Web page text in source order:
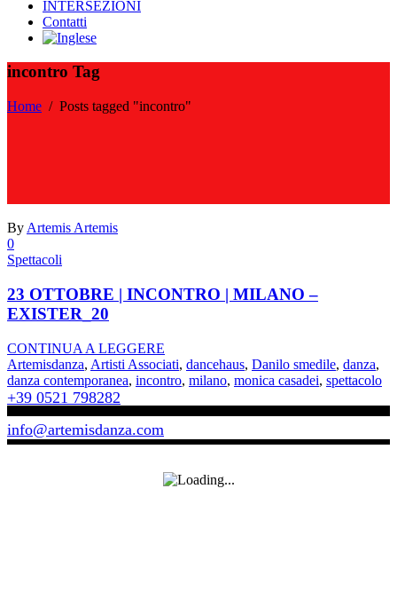
INTERSEZIONI
Contatti
incontro Tag
Home / Posts tagged "incontro"
By Artemis Artemis
0
Spettacoli
23 OTTOBRE | INCONTRO | MILANO –
EXISTER_20
CONTINUA A LEGGERE
Artemisdanza, Artisti Associati, dancehaus, Danilo smedile, danza,
danza contemporanea, incontro, milano, monica casadei, spettacolo
+39 0521 798282
info@artemisdanza.com